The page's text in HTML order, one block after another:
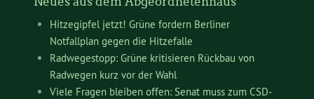
Hitzegipfel jetzt! Grüne fordern Berliner
Notfallplan gegen die Hitzefalle
Radwegestopp: Grüne kritisieren Rückbau von
Radwegen kurz vor der Wahl
Viele Fragen bleiben offen: Senat muss zum CSD-